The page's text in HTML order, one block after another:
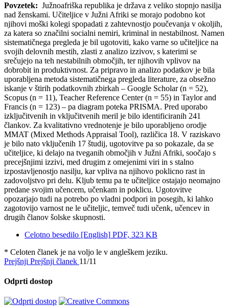
Povzetek: Južnoafriška republika je država z veliko stopnjo nasilja
nad ženskami. Učiteljice v Južni Afriki se morajo podobno kot
njihovi moški kolegi spopadati z zahtevnostjo poučevanja v okoljih,
za katera so značilni socialni nemiri, kriminal in nestabilnost. Namen
sistematičnega pregleda je bil ugotoviti, kako varne so učiteljice na
svojih delovnih mestih, zlasti z analizo izzivov, s katerimi se
srečujejo na teh nestabilnih območjih, ter njihovih vplivov na
dobrobit in produktivnost. Za pripravo in analizo podatkov je bila
uporabljena metoda sistematičnega pregleda literature, za obsežno
iskanje v štirih podatkovnih zbirkah – Google Scholar (n = 52),
Scopus (n = 11), Teacher Reference Center (n = 55) in Taylor and
Francis (n = 123) – pa diagram poteka PRISMA. Pred uporabo
izključitvenih in vključitvenih meril je bilo identificiranih 241
člankov. Za kvalitativno vrednotenje je bilo uporabljeno orodje
MMAT (Mixed Methods Appraisal Tool), različica 18. V raziskavo
je bilo nato vključenih 17 študij, ugotovitve pa so pokazale, da se
učiteljice, ki delajo na tveganih območjih v Južni Afriki, soočajo s
precejšnjimi izzivi, med drugim z omejenimi viri in s stalno
izpostavljenostjo nasilju, kar vpliva na njihovo poklicno rast in
zadovoljstvo pri delu. Kljub temu pa te učiteljice ostajajo neomajno
predane svojim učencem, učenkam in poklicu. Ugotovitve
opozarjajo tudi na potrebo po vladni podpori in posegih, ki lahko
zagotovijo varnost ne le učiteljic, temveč tudi učenk, učencev in
drugih članov šolske skupnosti.
Celotno besedilo [English] PDF, 323 KB
* Celoten članek je na voljo le v angleškem jeziku.
Prejšnji Prejšnji članek 11/11
Odprti dostop